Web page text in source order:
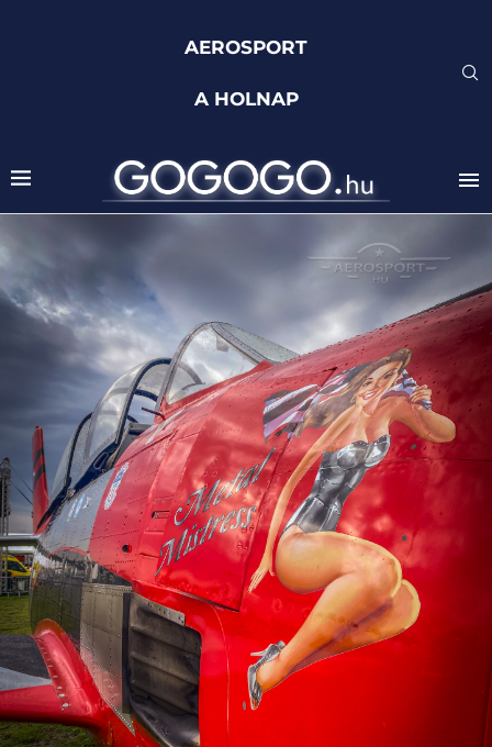
AEROSPORT
A HOLNAP